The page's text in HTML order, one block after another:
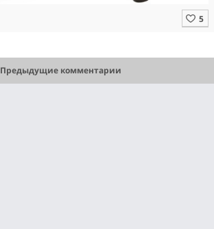
Предыдущие комментарии